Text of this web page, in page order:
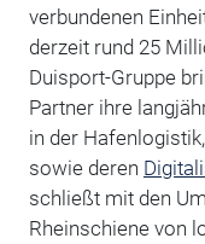
verbundenen
derzeit rund 25
Duisport-Gruppe
Partner ihre
in der
sowie deren
schließt mit den
Rheinschiene von